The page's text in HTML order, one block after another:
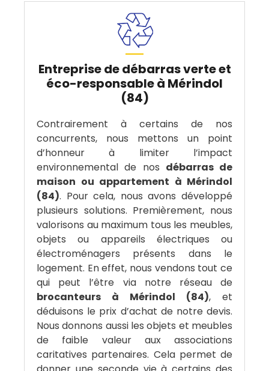
Entreprise de débarras verte et
éco-responsable à Mérindol
(84)
Contrairement à certains de nos
concurrents, nous mettons un point
d’honneur à limiter l’impact
environnemental de nos débarras de
maison ou appartement à Mérindol
(84). Pour cela, nous avons développé
plusieurs solutions. Premièrement, nous
valorisons au maximum tous les meubles,
objets ou appareils électriques ou
électroménagers présents dans le
logement. En effet, nous vendons tout ce
qui peut l’être via notre réseau de
brocanteurs à Mérindol (84), et
déduisons le prix d’achat de notre devis.
Nous donnons aussi les objets et meubles
de faible valeur aux associations
caritatives partenaires. Cela permet de